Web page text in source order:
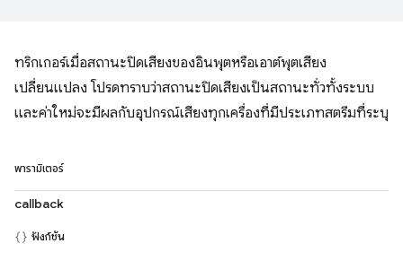
ทริกเกอร์เมื่อสถานะปิดเสียงของอินพุตหรือเอาต์พุตเสียง
เปลี่ยนแปลง โปรดทราบว่าสถานะปิดเสียงเป็นสถานะทั่วทั้งระบบ
และค่าใหม่จะมีผลกับอุปกรณ์เสียงทุกเครื่องที่มีประเภทสตรีมที่ระบุ
พารามิเตอร์
callback
ฟังก์ชัน